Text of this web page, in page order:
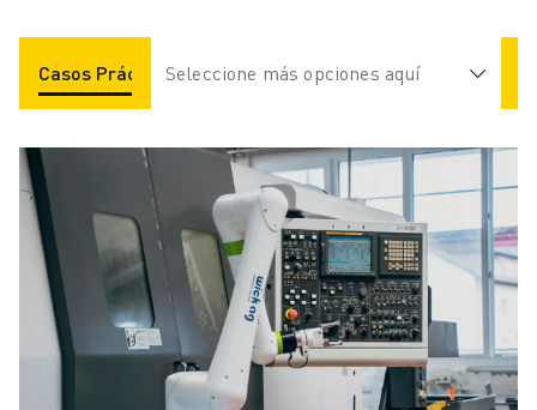
Casos Prácticos Aplicaciones Industrias
Seleccione más opciones aquí